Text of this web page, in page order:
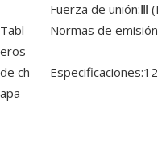
Fuerza de unión:Ⅲ
Tabl
eros
de ch
apa
Normas de
Especificaciones: